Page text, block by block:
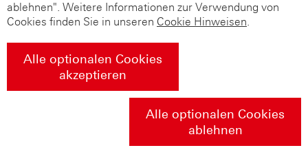
ablehnen". Weitere Informationen zur Verwendung von
Cookies finden Sie in unseren Cookie Hinweisen.
Alle optionalen Cookies
akzeptieren
Alle optionalen Cookies
ablehnen